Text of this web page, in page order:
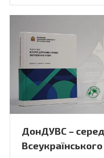
ДонДУВС –